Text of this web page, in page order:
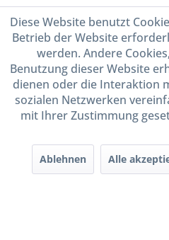
kontrolliert und
durch DE-ÖKO-
* Alle Preise inkl. gesetzl.
Nachnahmegebühren, wenn
Diese Website benutzt
Betrieb der Website
werden. Andere
Benutzung dieser Website
dienen oder die Interaktion
sozialen Netzwerken
mit Ihrer Zustimmung
Ablehnen Alle